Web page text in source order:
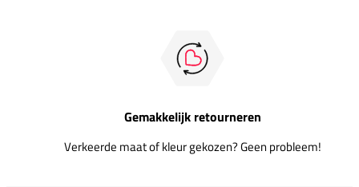
Gemakkelijk retourneren
Verkeerde maat of kleur gekozen? Geen probleem!